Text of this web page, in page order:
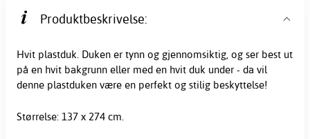
Produktbeskrivelse:
Hvit plastduk. Duken er tynn og gjennomsiktig, og ser best ut
på en hvit bakgrunn eller med en hvit duk under - da vil
denne plastduken være en perfekt og stilig beskyttelse!
Størrelse: 137 x 274 cm.